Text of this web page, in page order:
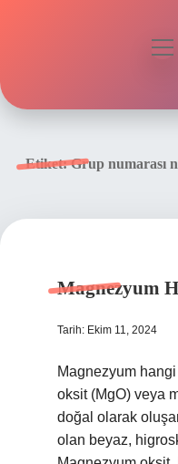
Etiket:Grup numarası
Magnezyum
Tarih: Ekim 11, 2024
Magnezyum
oksit (MgO) veya
doğal olarak
olan beyaz,